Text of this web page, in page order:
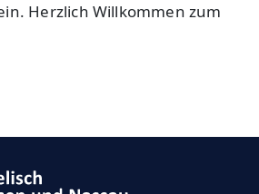
Herzlich Willkommen zum